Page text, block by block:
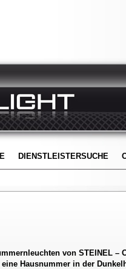
DIENSTLEISTERSUCHE
von STEINEL –
Hausnummer in der